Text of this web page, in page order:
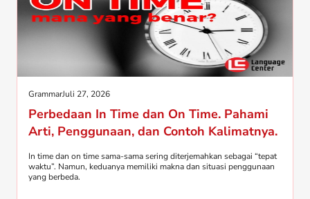
GrammarJuli 27, 2026
Perbedaan In Time dan On Time. Pahami
Arti, Penggunaan, dan Contoh Kalimatnya.
In time dan on time sama-sama sering diterjemahkan sebagai “tepat
waktu”. Namun, keduanya memiliki makna dan situasi penggunaan
yang berbeda.